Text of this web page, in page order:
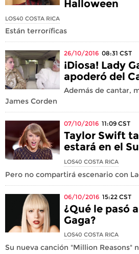
Halloween
LOS40 COSTA RICA
Están terroríficas
26/10/2016 08:31 CST
¡Diosa! Lady
apoderó del
Además de cantar,
James Corden
07/10/2016 11:09 CST
Taylor Swift
estará en el
LOS40 COSTA RICA
Pero no compartirá escenario con
06/10/2016 15:22 CST
¿Qué le pasó
Gaga?
LOS40 COSTA RICA
Su nueva canción "Million Reasons"